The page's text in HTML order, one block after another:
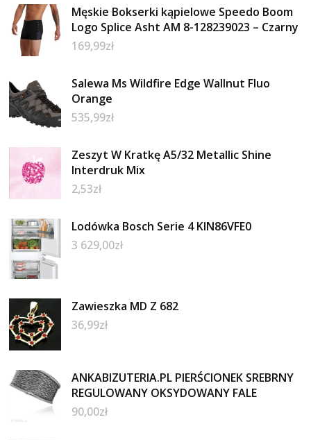
Męskie Bokserki kąpielowe Speedo Boom
Logo Splice Asht AM 8-128239023 – Czarny
169,99zł
Salewa Ms Wildfire Edge Wallnut Fluo
Orange
535,99zł
Zeszyt W Kratkę A5/32 Metallic Shine
Interdruk Mix
2,53zł
Lodówka Bosch Serie 4 KIN86VFE0
3 629,00zł
Zawieszka MD Z 682
36,99zł
ANKABIZUTERIA.PL PIERŚCIONEK SREBRNY
REGULOWANY OKSYDOWANY FALE
90,00zł